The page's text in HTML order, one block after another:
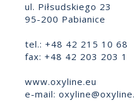
ul. Piłsudskiego 23
95-200 Pabianice
tel.: +48 42 215 10 68
fax: +48 42 203 203 1
www.oxyline.eu
e-mail: